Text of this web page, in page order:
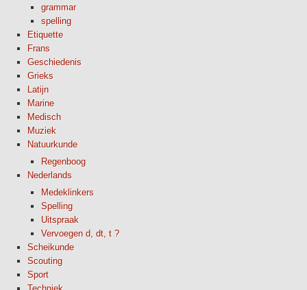
grammar
spelling
Etiquette
Frans
Geschiedenis
Grieks
Latijn
Marine
Medisch
Muziek
Natuurkunde
Regenboog
Nederlands
Medeklinkers
Spelling
Uitspraak
Vervoegen d, dt, t ?
Scheikunde
Scouting
Sport